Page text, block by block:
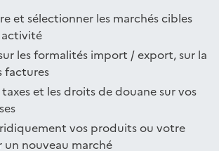
et sélectionner les marchés cibles
les formalités import / export, sur la
factures
taxes et les droits de douane sur vos
vos produits ou votre
un nouveau marché